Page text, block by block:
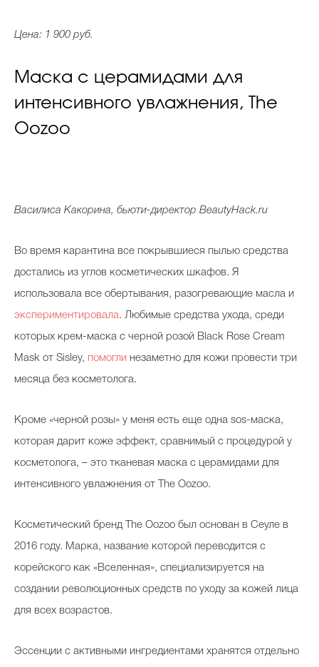
Цена: 1 900 руб.
Маска с церамидами для
интенсивного увлажнения, The
Oozoo
Василиса Какорина, бьюти-директор BeautyHack.ru
Во время карантина все покрывшиеся пылью средства
достались из углов косметических шкафов. Я
использовала все обертывания, разогревающие масла и
экспериментировала. Любимые средства ухода, среди
которых крем-маска с черной розой Black Rose Cream
Mask от Sisley, помогли незаметно для кожи провести три
месяца без косметолога.
Кроме «черной розы» у меня есть еще одна sos-маска,
которая дарит коже эффект, сравнимый с процедурой у
косметолога, – это тканевая маска с церамидами для
интенсивного увлажнения от The Oozoo.
Косметический бренд The Oozoo был основан в Сеуле в
2016 году. Марка, название которой переводится с
корейского как «Вселенная», специализируется на
создании революционных средств по уходу за кожей лица
для всех возрастов.
Эссенции с активными ингредиентами хранятся отдельно